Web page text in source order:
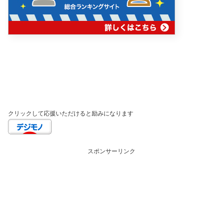
クリックして応援いただけると励みになります
スポンサーリンク